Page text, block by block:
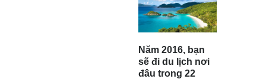
Năm 2016, bạn
sẽ đi du lịch nơi
đâu trong 22